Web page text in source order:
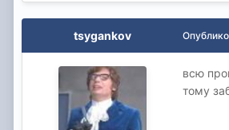
tsygankov
всю
тому